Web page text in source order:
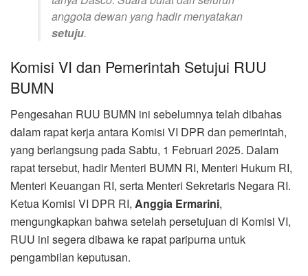
anggota dewan yang hadir menyatakan
setuju.
Komisi VI dan Pemerintah Setujui RUU
BUMN
Pengesahan RUU BUMN ini sebelumnya telah dibahas
dalam rapat kerja antara Komisi VI DPR dan pemerintah,
yang berlangsung pada Sabtu, 1 Februari 2025. Dalam
rapat tersebut, hadir Menteri BUMN RI, Menteri Hukum RI,
Menteri Keuangan RI, serta Menteri Sekretaris Negara RI.
Ketua Komisi VI DPR RI, Anggia Ermarini,
mengungkapkan bahwa setelah persetujuan di Komisi VI,
RUU ini segera dibawa ke rapat paripurna untuk
pengambilan keputusan.